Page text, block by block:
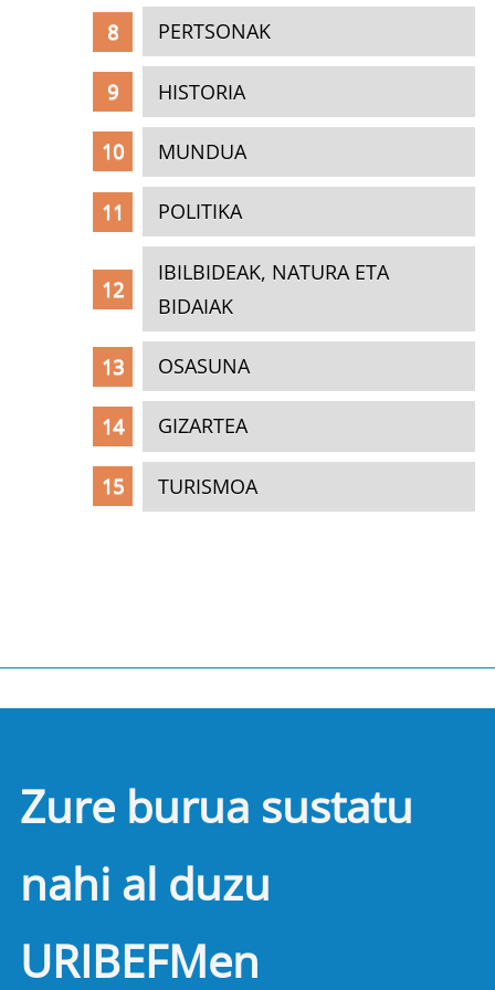
PERTSONAK
HISTORIA
MUNDUA
POLITIKA
IBILBIDEAK, NATURA ETA
BIDAIAK
OSASUNA
GIZARTEA
TURISMOA
Zure burua sustatu
nahi al duzu
URIBEFMen